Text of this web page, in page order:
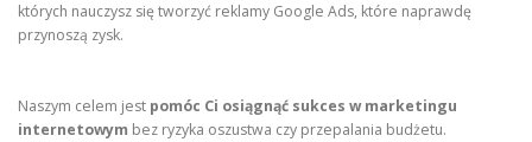
których nauczysz się tworzyć reklamy Google Ads, które naprawdę
przynoszą zysk.
Naszym celem jest pomóc Ci osiągnąć sukces w marketingu
internetowym bez ryzyka oszustwa czy przepalania budżetu.